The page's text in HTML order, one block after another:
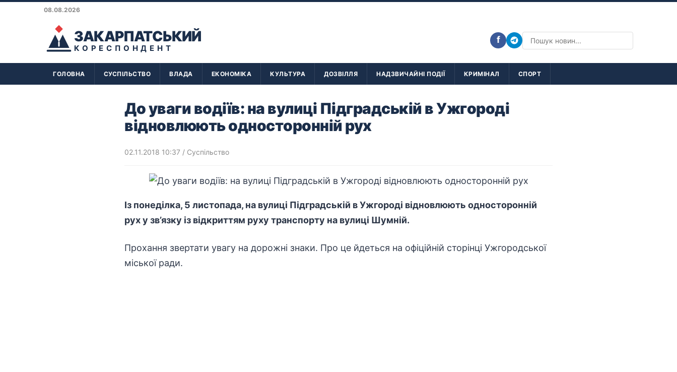
08.08.2026
ЗАКАРПАТСЬКИЙ
КОРЕСПОНДЕНТ
f
ГОЛОВНА СУСПІЛЬСТВО ВЛАДА ЕКОНОМІКА КУЛЬТУРА ДОЗВІЛЛЯ НАДЗВИЧАЙНІ ПОДІЇ КРИМІНАЛ СПОРТ
До уваги водіїв: на вулиці Підградській в Ужгороді
відновлюють односторонній рух
02.11.2018 10:37 / Суспільство
Із понеділка, 5 листопада, на вулиці Підградській в Ужгороді відновлюють односторонній
рух у зв’язку із відкриттям руху транспорту на вулиці Шумній.
Прохання звертати увагу на дорожні знаки. Про це йдеться на офіційній сторінці Ужгородської
міської ради.